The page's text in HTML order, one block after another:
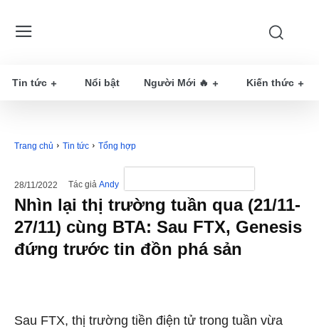
Tin tức Nổi bật Người Mới 🔥 Kiến thức
Trang chủ Tin tức Tổng hợp
28/11/2022 Tác giả Andy
Nhìn lại thị trường tuần qua (21/11-
27/11) cùng BTA: Sau FTX, Genesis
đứng trước tin đồn phá sản
Sau FTX, thị trường tiền điện tử trong tuần vừa